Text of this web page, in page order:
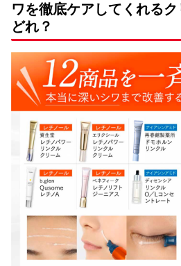
ワを徹底ケアしてくれる
どれ？